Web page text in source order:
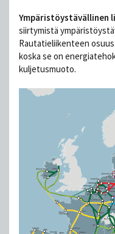
Ympäristöystävällinen
siirtymistä
Rautatieliikenteen
koska se on
kuljetusmuoto.